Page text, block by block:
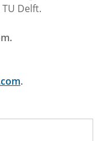
Delft.
.